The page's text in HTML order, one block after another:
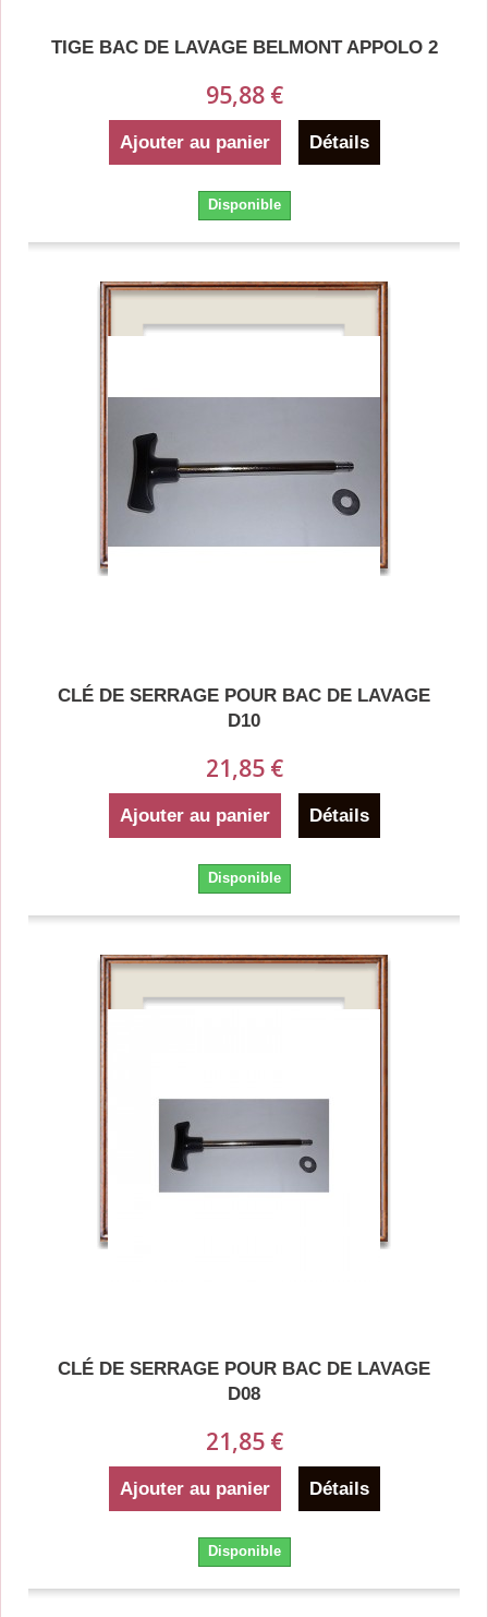
TIGE BAC DE LAVAGE BELMONT APPOLO 2
95,88 €
Ajouter au panier Détails
Disponible
CLÉ DE SERRAGE POUR BAC DE LAVAGE
D10
21,85 €
Ajouter au panier Détails
Disponible
CLÉ DE SERRAGE POUR BAC DE LAVAGE
D08
21,85 €
Ajouter au panier Détails
Disponible